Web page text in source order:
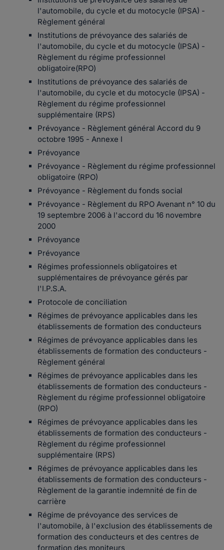
l'automobile, du cycle et du motocycle (IPSA) -
Règlement général
Institutions de prévoyance des salariés de
l'automobile, du cycle et du motocycle (IPSA) -
Règlement du régime professionnel
obligatoire(RPO)
Institutions de prévoyance des salariés de
l'automobile, du cycle et du motocycle (IPSA) -
Règlement du régime professionnel
supplémentaire (RPS)
Prévoyance - Règlement général Accord du 9
octobre 1995 - Annexe I
Prévoyance
Prévoyance - Règlement du régime professionnel
obligatoire (RPO)
Prévoyance - Règlement du fonds social
Prévoyance - Règlement du RPO Avenant n° 10 du
19 septembre 2006 à l'accord du 16 novembre
2000
Prévoyance
Prévoyance
Régimes professionnels obligatoires et
supplémentaires de prévoyance gérés par
l'I.P.S.A.
Protocole de conciliation
Régimes de prévoyance applicables dans les
établissements de formation des conducteurs
Régimes de prévoyance applicables dans les
établissements de formation des conducteurs -
Règlement général
Régimes de prévoyance applicables dans les
établissements de formation des conducteurs -
Règlement du régime professionnel obligatoire
(RPO)
Régimes de prévoyance applicables dans les
établissements de formation des conducteurs -
Règlement du régime professionnel
supplémentaire (RPS)
Régimes de prévoyance applicables dans les
établissements de formation des conducteurs -
Règlement de la garantie indemnité de fin de
carrière
Régime de prévoyance des services de
l'automobile, à l'exclusion des établissements de
formation des conducteurs et des centres de
formation des moniteurs